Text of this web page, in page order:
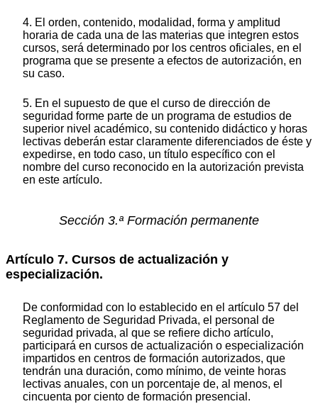
4. El orden, contenido, modalidad, forma y amplitud
horaria de cada una de las materias que integren estos
cursos, será determinado por los centros oficiales, en el
programa que se presente a efectos de autorización, en
su caso.
5. En el supuesto de que el curso de dirección de
seguridad forme parte de un programa de estudios de
superior nivel académico, su contenido didáctico y horas
lectivas deberán estar claramente diferenciados de éste y
expedirse, en todo caso, un título específico con el
nombre del curso reconocido en la autorización prevista
en este artículo.
Sección 3.ª Formación permanente
Artículo 7. Cursos de actualización y
especialización.
De conformidad con lo establecido en el artículo 57 del
Reglamento de Seguridad Privada, el personal de
seguridad privada, al que se refiere dicho artículo,
participará en cursos de actualización o especialización
impartidos en centros de formación autorizados, que
tendrán una duración, como mínimo, de veinte horas
lectivas anuales, con un porcentaje de, al menos, el
cincuenta por ciento de formación presencial.